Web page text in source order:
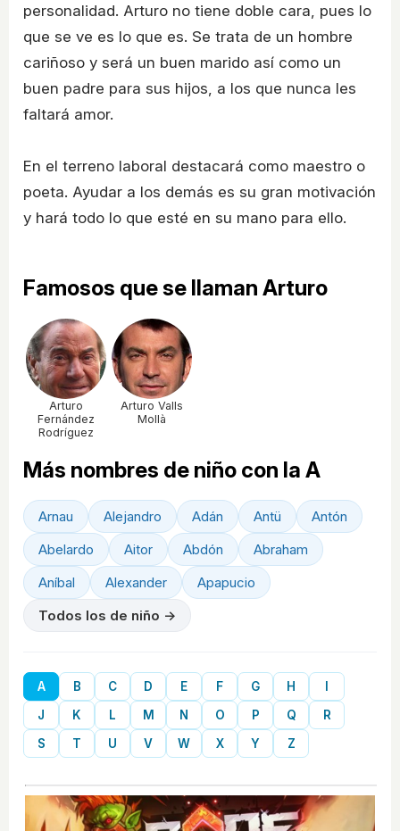
personalidad. Arturo no tiene doble cara, pues lo
que se ve es lo que es. Se trata de un hombre
cariñoso y será un buen marido así como un
buen padre para sus hijos, a los que nunca les
faltará amor.
En el terreno laboral destacará como maestro o
poeta. Ayudar a los demás es su gran motivación
y hará todo lo que esté en su mano para ello.
Famosos que se llaman Arturo
Arturo
Fernández
Rodríguez
Arturo Valls
Mollà
Más nombres de niño con la A
Arnau Alejandro Adán Antü
Antón
Abelardo
Aitor Abdón
Abraham
Aníbal
Alexander
Apapucio
Todos los de niño →
A B C D E F G H
J
K L M N O P Q
R
S
T U V W X Y Z